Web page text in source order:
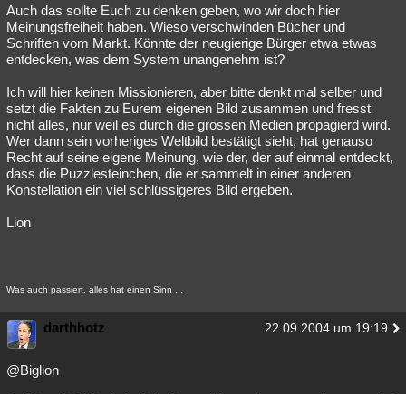
Auch das sollte Euch zu denken geben, wo wir doch hier
Meinungsfreiheit haben. Wieso verschwinden Bücher und
Schriften vom Markt. Könnte der neugierige Bürger etwa etwas
entdecken, was dem System unangenehm ist?
Ich will hier keinen Missionieren, aber bitte denkt mal selber und
setzt die Fakten zu Eurem eigenen Bild zusammen und fresst
nicht alles, nur weil es durch die grossen Medien propagierd wird.
Wer dann sein vorheriges Weltbild bestätigt sieht, hat genauso
Recht auf seine eigene Meinung, wie der, der auf einmal entdeckt,
dass die Puzzlesteinchen, die er sammelt in einer anderen
Konstellation ein viel schlüssigeres Bild ergeben.
Lion
Was auch passiert, alles hat einen Sinn ...
darthhotz 22.09.2004 um 19:19
@Biglion